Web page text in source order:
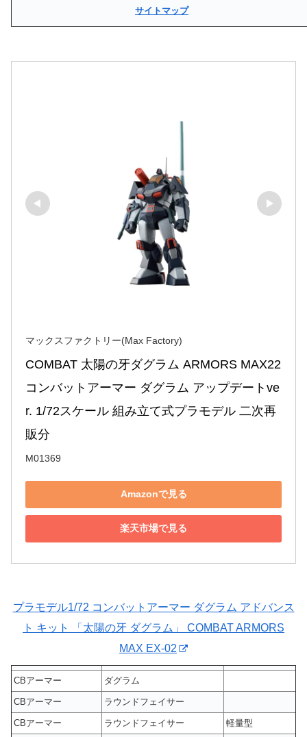
サイトマップ
マックスファクトリー(Max Factory)
COMBAT 太陽の牙ダグラム ARMORS MAX22
コンバットアーマー ダグラム アップデートve
r. 1/72スケール 組み立て式プラモデル 二次再
販分
M01369
Amazonで見る
楽天市場で見る
プラモデル1/72 コンバットアーマー ダグラム アドバンス
ト キット 「太陽の牙 ダグラム」 COMBAT ARMORS
MAX EX-02
CBアーマー ダグラム
CBアーマー ラウンドフェイサー
CBアーマー ラウンドフェイサー 軽量型